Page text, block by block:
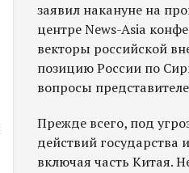
заявил накануне на
центре News-Asia
векторы российской
позицию России по
вопросы
Прежде всего, под
действий государства
включая часть Китая.